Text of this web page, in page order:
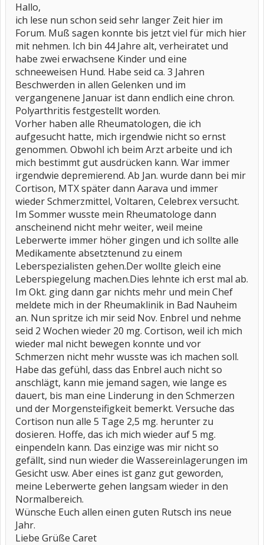
Hallo,
ich lese nun schon seid sehr langer Zeit hier im
Forum. Muß sagen konnte bis jetzt viel für mich hier
mit nehmen. Ich bin 44 Jahre alt, verheiratet und
habe zwei erwachsene Kinder und eine
schneeweisen Hund. Habe seid ca. 3 Jahren
Beschwerden in allen Gelenken und im
vergangenene Januar ist dann endlich eine chron.
Polyarthritis festgestellt worden.
Vorher haben alle Rheumatologen, die ich
aufgesucht hatte, mich irgendwie nicht so ernst
genommen. Obwohl ich beim Arzt arbeite und ich
mich bestimmt gut ausdrücken kann. War immer
irgendwie depremierend. Ab Jan. wurde dann bei mir
Cortison, MTX später dann Aarava und immer
wieder Schmerzmittel, Voltaren, Celebrex versucht.
Im Sommer wusste mein Rheumatologe dann
anscheinend nicht mehr weiter, weil meine
Leberwerte immer höher gingen und ich sollte alle
Medikamente absetztenund zu einem
Leberspezialisten gehen.Der wollte gleich eine
Leberspiegelung machen.Dies lehnte ich erst mal ab.
Im Okt. ging dann gar nichts mehr und mein Chef
meldete mich in der Rheumaklinik in Bad Nauheim
an. Nun spritze ich mir seid Nov. Enbrel und nehme
seid 2 Wochen wieder 20 mg. Cortison, weil ich mich
wieder mal nicht bewegen konnte und vor
Schmerzen nicht mehr wusste was ich machen soll.
Habe das gefühl, dass das Enbrel auch nicht so
anschlägt, kann mie jemand sagen, wie lange es
dauert, bis man eine Linderung in den Schmerzen
und der Morgensteifigkeit bemerkt. Versuche das
Cortison nun alle 5 Tage 2,5 mg. herunter zu
dosieren. Hoffe, das ich mich wieder auf 5 mg.
einpendeln kann. Das einzige was mir nicht so
gefällt, sind nun wieder die Wassereinlagerungen im
Gesicht usw. Aber eines ist ganz gut geworden,
meine Leberwerte gehen langsam wieder in den
Normalbereich.
Wünsche Euch allen einen guten Rutsch ins neue
Jahr.
Liebe Grüße Caret